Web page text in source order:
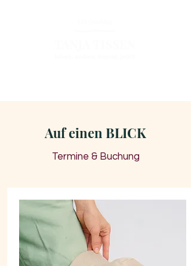
Auf einen BLICK
Termine & Buchung